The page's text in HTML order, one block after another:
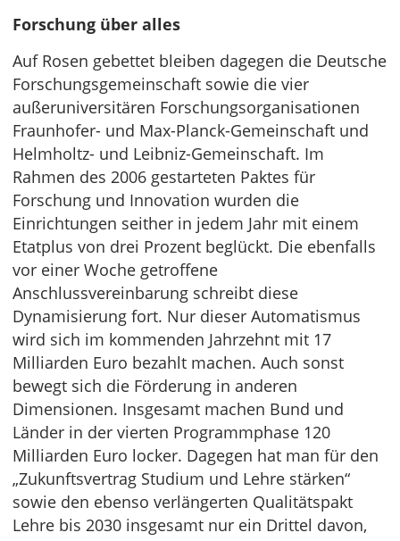
Forschung über alles
Auf Rosen gebettet bleiben dagegen die Deutsche
Forschungsgemeinschaft sowie die vier
außeruniversitären Forschungsorganisationen
Fraunhofer- und Max-Planck-Gemeinschaft und
Helmholtz- und Leibniz-Gemeinschaft. Im
Rahmen des 2006 gestarteten Paktes für
Forschung und Innovation wurden die
Einrichtungen seither in jedem Jahr mit einem
Etatplus von drei Prozent beglückt. Die ebenfalls
vor einer Woche getroffene
Anschlussvereinbarung schreibt diese
Dynamisierung fort. Nur dieser Automatismus
wird sich im kommenden Jahrzehnt mit 17
Milliarden Euro bezahlt machen. Auch sonst
bewegt sich die Förderung in anderen
Dimensionen. Insgesamt machen Bund und
Länder in der vierten Programmphase 120
Milliarden Euro locker. Dagegen hat man für den
„Zukunftsvertrag Studium und Lehre stärken“
sowie den ebenso verlängerten Qualitätspakt
Lehre bis 2030 insgesamt nur ein Drittel davon,